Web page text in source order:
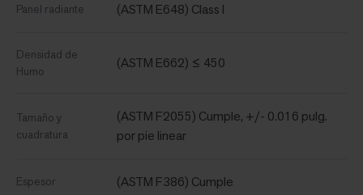
Panel radiante (ASTM E648) Class I
Densidad de
Humo
(ASTM E662) ≤ 450
Tamaño y
cuadratura
(ASTM F2055) Cumple, +/- 0.016 pulg.
por pie linear
Espesor (ASTM F386) Cumple